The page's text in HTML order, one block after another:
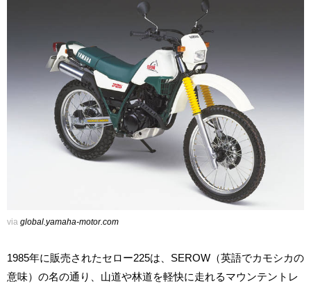
via global.yamaha-motor.com
1985年に販売されたセロー225は、SEROW（英語でカモシカの
意味）の名の通り、山道や林道を軽快に走れるマウンテントレ